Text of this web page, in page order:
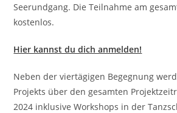
Seerundgang. Die Teilnahme am
kostenlos.
Hier kannst du dich anmelden!
Neben der viertägigen Begegnung
Projekts über den gesamten
2024 inklusive Workshops in der